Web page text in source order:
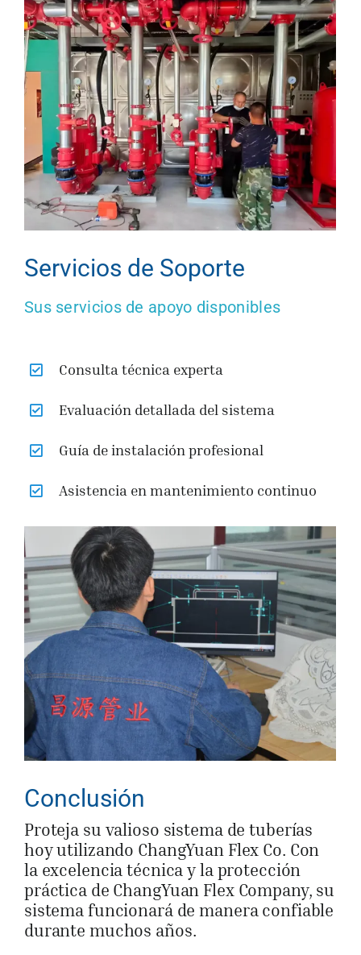
Servicios de Soporte
Sus servicios de apoyo disponibles
Consulta técnica experta
Evaluación detallada del sistema
Guía de instalación profesional
Asistencia en mantenimiento continuo
Conclusión
Proteja su valioso sistema de tuberías
hoy utilizando ChangYuan Flex Co. Con
la excelencia técnica y la protección
práctica de ChangYuan Flex Company, su
sistema funcionará de manera confiable
durante muchos años.